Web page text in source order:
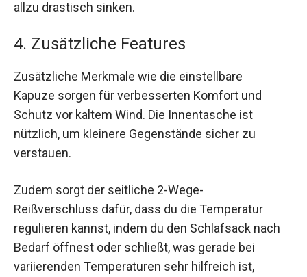
allzu drastisch sinken.
4. Zusätzliche Features
Zusätzliche Merkmale wie die einstellbare
Kapuze sorgen für verbesserten Komfort und
Schutz vor kaltem Wind. Die Innentasche ist
nützlich, um kleinere Gegenstände sicher zu
verstauen.
Zudem sorgt der seitliche 2-Wege-
Reißverschluss dafür, dass du die Temperatur
regulieren kannst, indem du den Schlafsack nach
Bedarf öffnest oder schließt, was gerade bei
variierenden Temperaturen sehr hilfreich ist,